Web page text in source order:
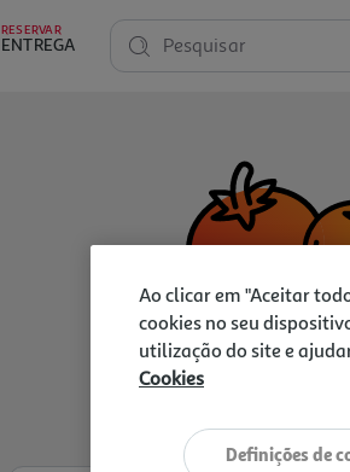
RESERVAR
ENTREGA Pesquisar
Ao clicar em "Aceitar
cookies no seu
utilização do site e
Cookies
Definições de